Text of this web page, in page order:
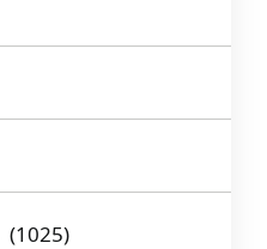
(1025)